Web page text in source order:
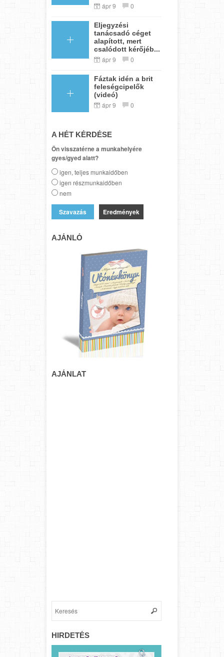
ápr 9 0
Eljegyzési
tanácsadó céget
alapított, mert
csalódott kérőjéb...
ápr 9 0
Fáztak idén a brit
feleségcipelők
(videó)
ápr 9 0
A HÉT KÉRDÉSE
Ön visszatérne a munkahelyére
gyes/gyed alatt?
igen, teljes munkaidőben
igen részmunkaidőben
nem
Eredmények
AJÁNLÓ
AJÁNLAT
HIRDETÉS